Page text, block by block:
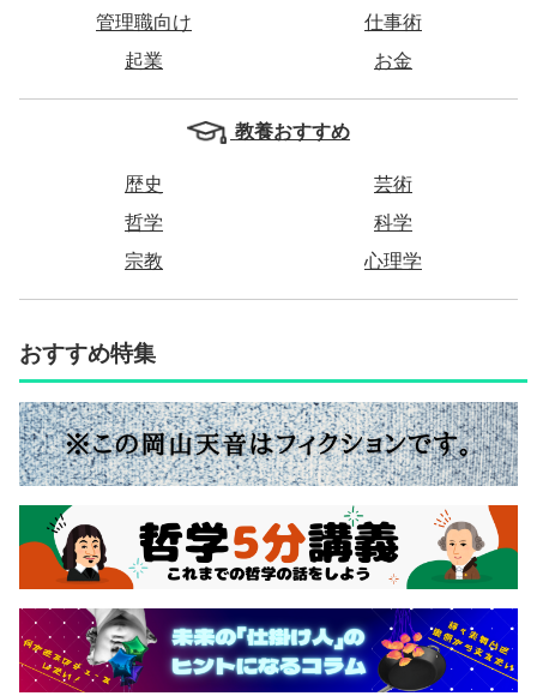
管理職向け
仕事術
起業
お金
教養おすすめ
歴史
芸術
哲学
科学
宗教
心理学
おすすめ特集